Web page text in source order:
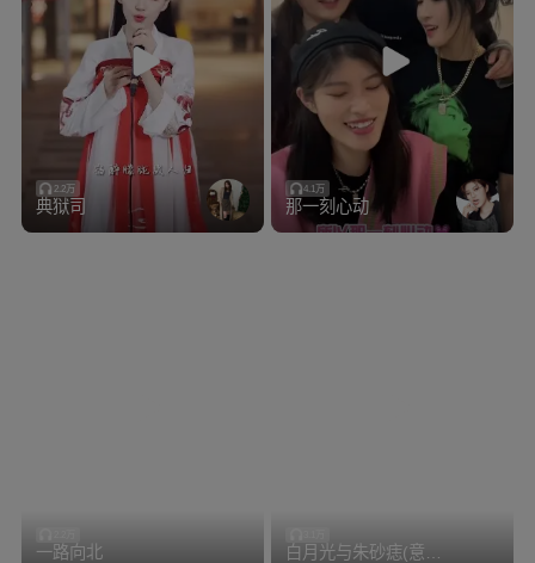
2.2万
典狱司
4.1万
那一刻心动
一路向北